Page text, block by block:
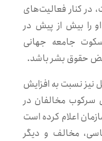
کنار فعالیت‌های
را بیش از پیش در
جامعه جهانی
نقض حقوق بشر باشد.
نیز نسبت به افزایش
سرکوب مخالفان در
اعلام کرده است
مخالف و دیگر